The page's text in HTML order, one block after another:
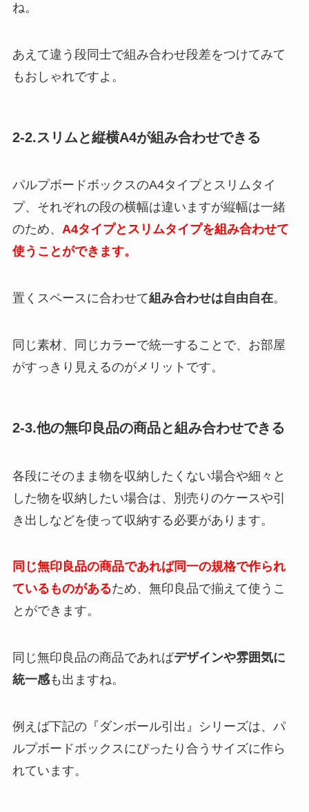
ね。
あえて違う段同士で組み合わせ段差をつけてみて
もおしゃれですよ。
2-2.スリムと縦横A4が組み合わせできる
パルプボードボックスのA4タイプとスリムタイ
プ、それぞれの段の横幅は違いますが縦幅は一緒
のため、 A4タイプとスリムタイプを組み合わせて
使うことができます。
置くスペースに合わせて組み合わせは自由自在。
同じ素材、同じカラーで統一することで、お部屋
がすっきり見えるのがメリットです。
2-3.他の無印良品の商品と組み合わせできる
各段にそのまま物を収納したくない場合や細々と
した物を収納したい場合は、別売りのケースや引
き出しなどを使って収納する必要があります。
同じ無印良品の商品であれば同一の規格で作られ
ているものがあるため、無印良品で揃えて使うこ
とができます。
同じ無印良品の商品であればデザインや雰囲気に
統一感も出ますね。
例えば下記の『ダンボール引出』シリーズは、パ
ルプボードボックスにぴったり合うサイズに作ら
れています。